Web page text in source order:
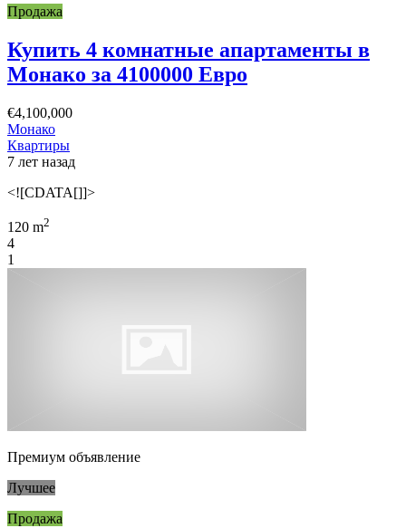
Продажа
Купить 4 комнатные апартаменты в
Монако за 4100000 Евро
€4,100,000
Монако
Квартиры
7 лет назад
<![CDATA[]]>
120 m2
4
1
Премиум объявление
Лучшее
Продажа